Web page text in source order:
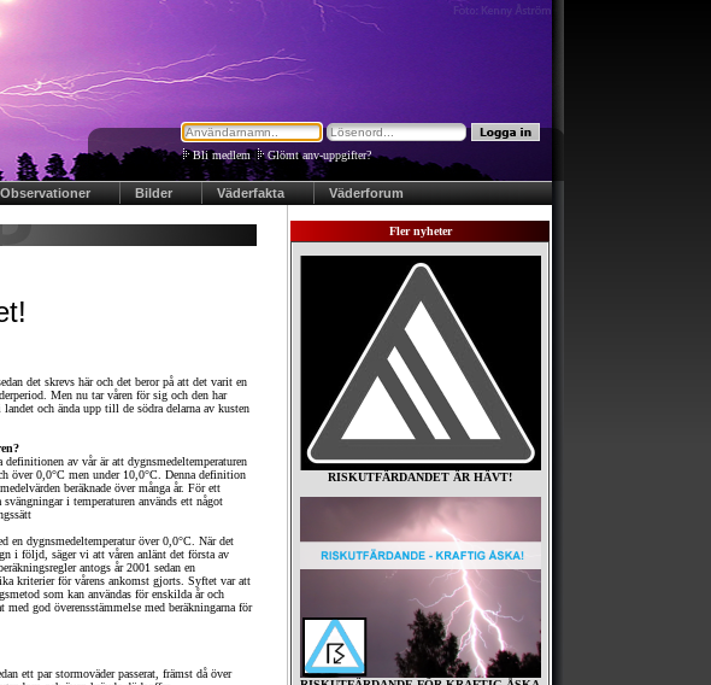
Bli medlem| Glömt anv-uppgifter?
Observationer Bilder Väderfakta Väderforum
det skrevs här och det beror på att det varit en
Men nu tar våren för sig och den har
och ända upp till de södra delarna av kusten
definitionen av vår är att dygnsmedeltemperaturen
över 0,0°C men under 10,0°C. Denna definition
beräknade över många år. För ett
i temperaturen används ett något
en dygnsmedeltemperatur över 0,0°C. När det
i följd, säger vi att våren anlänt det första av
antogs år 2001 sedan en
kriterier för vårens ankomst gjorts. Syftet var att
som kan användas för enskilda år och
med god överensstämmelse med beräkningarna för
ett par stormoväder passerat, främst då över
Fler nyheter
RISKUTFÄRDANDET ÄR HÄVT!